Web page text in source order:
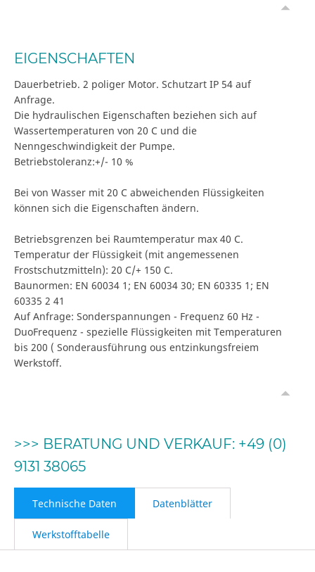
EIGENSCHAFTEN
Dauerbetrieb. 2 poliger Motor. Schutzart IP 54 auf
Anfrage.
Die hydraulischen Eigenschaften beziehen sich auf
Wassertemperaturen von 20 C und die
Nenngeschwindigkeit der Pumpe.
Betriebstoleranz:+/- 10 %
Bei von Wasser mit 20 C abweichenden Flüssigkeiten
können sich die Eigenschaften ändern.
Betriebsgrenzen bei Raumtemperatur max 40 C.
Temperatur der Flüssigkeit (mit angemessenen
Frostschutzmitteln): 20 C/+ 150 C.
Baunormen: EN 60034 1; EN 60034 30; EN 60335 1; EN
60335 2 41
Auf Anfrage: Sonderspannungen - Frequenz 60 Hz -
DuoFrequenz - spezielle Flüssigkeiten mit Temperaturen
bis 200 ( Sonderausführung ous entzinkungsfreiem
Werkstoff.
>>> BERATUNG UND VERKAUF: +49 (0)
9131 38065
Technische Daten Datenblätter
Werkstofftabelle